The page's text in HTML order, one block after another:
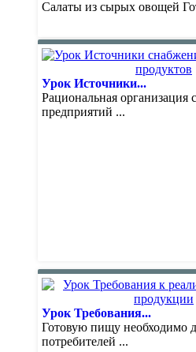
Салаты из сырых овощей
Урок Источники...
Рациональная организация
предприятий ...
Урок Требования...
Готовую пищу необходимо
потребителей ...